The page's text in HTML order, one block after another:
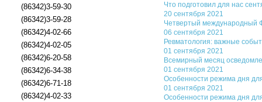
(86342)3-59-30
(86342)3-59-28
(86342)4-02-66
(86342)4-02-05
(86342)6-20-58
(86342)6-34-38
(86342)6-71-18
(86342)4-02-33
Что подготовил для нас
20 сентября 2021
Четвертый международный
06 сентября 2021
Ревматология: важные
01 сентября 2021
Всемирный месяц
01 сентября 2021
Особенности режима дня
01 сентября 2021
Особенности режима дня